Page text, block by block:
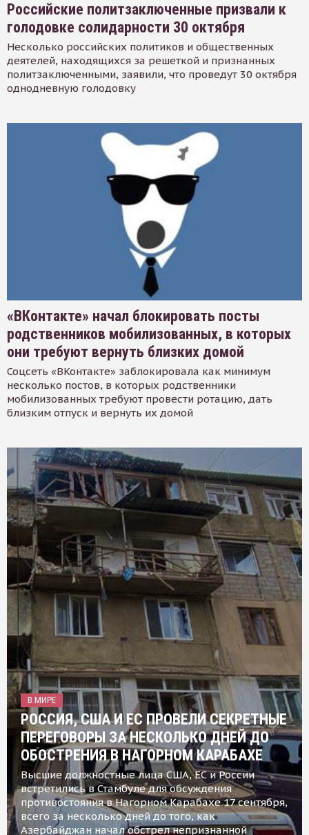
Российские политзаключенные призвали к
голодовке солидарности 30 октября
Несколько российских политиков и общественных
деятелей, находящихся за решеткой и признанных
политзаключенными, заявили, что проведут 30 октября
однодневную голодовку
«ВКонтакте» начал блокировать посты
родственников мобилизованных, в которых
они требуют вернуть близких домой
Соцсеть «ВКонтакте» заблокировала как минимум
несколько постов, в которых родственники
мобилизованных требуют провести ротацию, дать
близким отпуск и вернуть их домой
В МИРЕ
РОССИЯ, США И ЕС ПРОВЕЛИ СЕКРЕТНЫЕ
ПЕРЕГОВОРЫ ЗА НЕСКОЛЬКО ДНЕЙ ДО
ОБОСТРЕНИЯ В НАГОРНОМ КАРАБАХЕ
Высшие должностные лица США, ЕС и России
встретились в Стамбуле для обсуждения
противостояния в Нагорном Карабахе 17 сентября,
всего за несколько дней до того, как
Азербайджан начал обстрел непризнанной